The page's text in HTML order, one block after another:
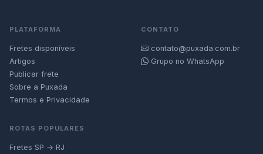
PLATAFORMA
Fretes disponíveis
Artigos
Publicar frete
Sobre a Puxada
Termos e Privacidade
CONTATO
contato@puxada.com.br
Grupo no WhatsApp
ROTAS POPULARES
Fretes SP → RJ